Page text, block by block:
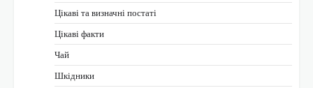
Цікаві та визначні постаті
Цікаві факти
Чай
Шкідники